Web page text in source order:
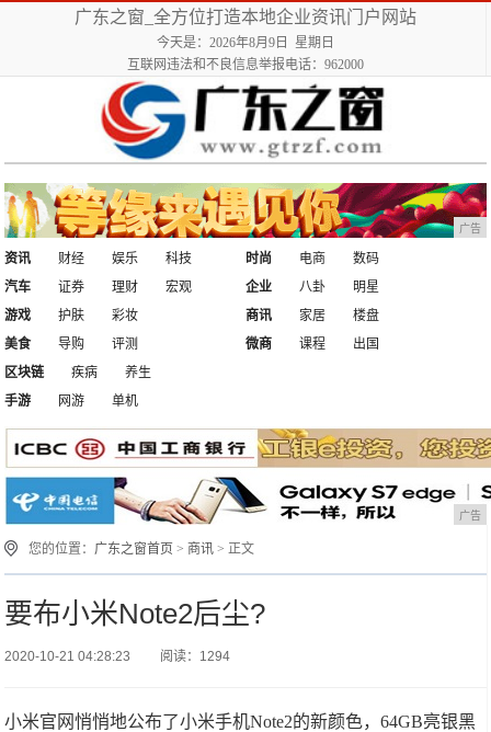
广东之窗_全方位打造本地企业资讯门户网站
今天是：2026年8月9日 星期日
互联网违法和不良信息举报电话：962000
广告
资讯 财经 娱乐
科技
汽车
证券 理财 宏观
时尚 电商
数码
企业
八卦
明星
游戏
护肤
彩妆
美食
导购 评测
商讯 家居
楼盘
微商
课程
出国
区块链
疾病
养生
手游
网游 单机
广告
您的位置： 广东之窗首页 > 商讯 > 正文
要布小米Note2后尘?
2020-10-21 04:28:23 阅读：1294
小米官网悄悄地公布了小米手机Note2的新颜色，64GB亮银黑